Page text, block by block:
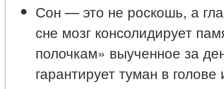
Сон — это не роскошь, а
сне мозг консолидирует
полочкам» выученное за
гарантирует туман в